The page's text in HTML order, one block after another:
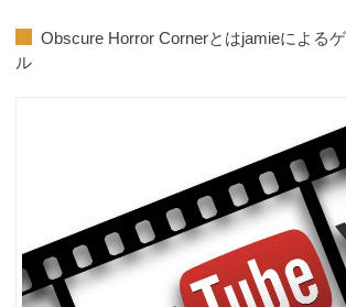
Obscure Horror Cornerとはjamieによる
ル